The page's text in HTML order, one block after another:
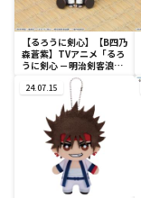
【るろうに剣心】【B四乃
森蒼紫】TVアニメ「るろ
うに剣心 －明治剣客浪漫
譚－」きゅるみー ミニ
フィギュア“緋村剣心・四
乃森蒼紫”（EX）
24.07.15